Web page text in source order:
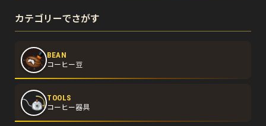
カテゴリーでさがす
BEAN
コーヒー豆
TOOLS
コーヒー器具